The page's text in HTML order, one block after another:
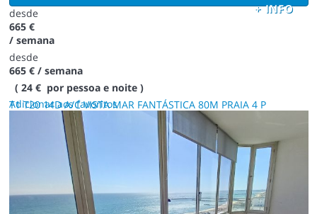
+ INFO
desde
665 €
/ semana
desde
665 €/ semana
( 24 € por pessoa e noite )
T1 T20 14D A/C VISTA MAR FANTÁSTICA 80M PRAIA 4 P
Adicionar aos favoritos